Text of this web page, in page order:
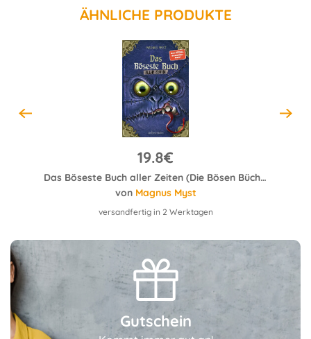
ÄHNLICHE PRODUKTE
19.8€
Das Böseste Buch aller Zeiten (Die Bösen Bücher, Bd. 3)
von Magnus Myst
versandfertig in 2 Werktagen
Gutschein